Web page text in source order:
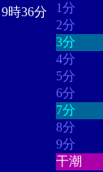
9時36分
1分
2分
3分
4分
5分
6分
7分
8分
9分
干潮